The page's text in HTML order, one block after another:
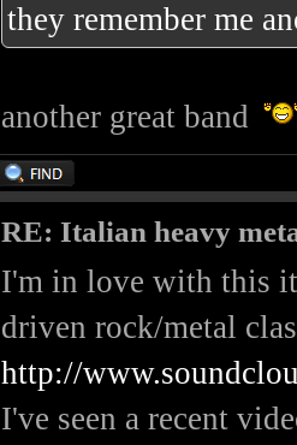
they remember me
another great band
RE: Italian heavy
I'm in love with this
driven rock/metal
http://
I've seen a recent